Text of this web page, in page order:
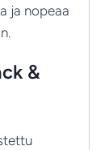
ja nopeaa
&